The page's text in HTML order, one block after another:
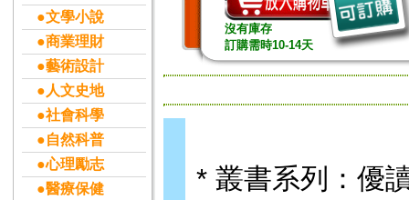
●文學小說
●商業理財
●藝術設計
●人文史地
●社會科學
●自然科普
●心理勵志
●醫療保健
沒有庫存
訂購需時10-14天
* 叢書系列：優